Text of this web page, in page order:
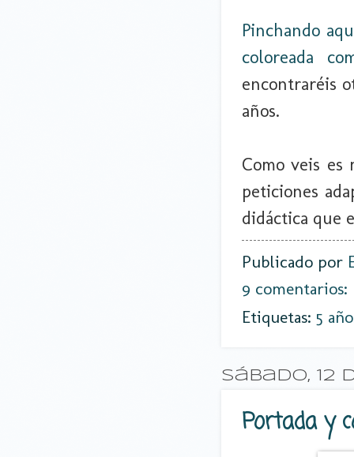
Pinchando
coloreada
encontraréis
años.
Como veis
peticiones
didáctica que
Publicado por
9 comentarios:
Etiquetas: 5
sábado, 12
Portada y